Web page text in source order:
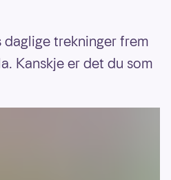
trekninger frem
Kanskje er det du som